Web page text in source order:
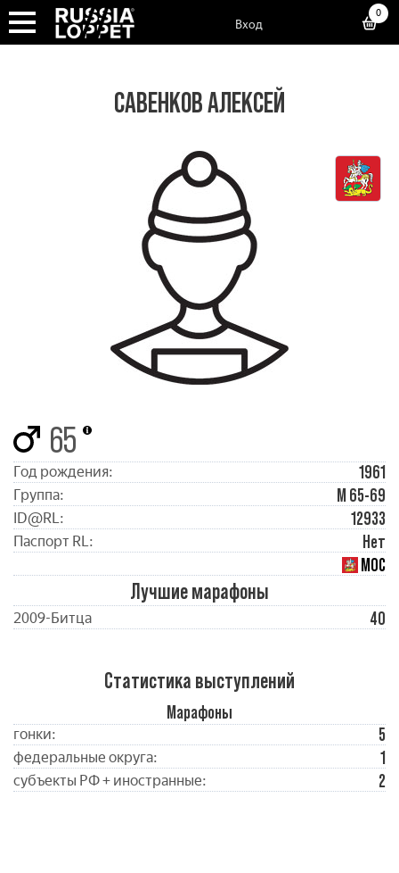
Вход
0
САВЕНКОВ АЛЕКСЕЙ
65
Год рождения: 1961
Группа: М 65-69
ID@RL: 12933
Паспорт RL:
Нет
МОС
Лучшие марафоны
2009-Битца 40
Статистика выступлений
Марафоны
гонки: 5
федеральные округа: 1
субъекты РФ + иностранные: 2